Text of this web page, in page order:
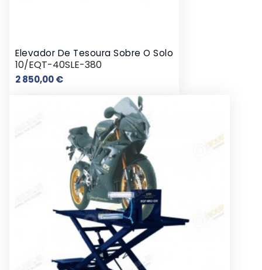
Elevador De Tesoura Sobre O Solo
10/EQT-40SLE-380
2 850,00 €Preço